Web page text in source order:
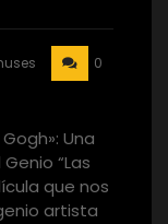
0
Una
“Las
que nos
artista